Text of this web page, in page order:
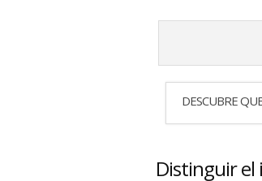
DESCUBRE
Distinguir el